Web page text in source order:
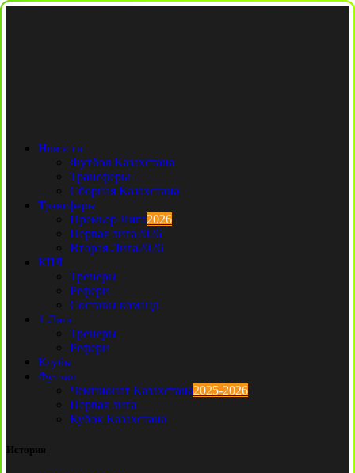
Новости
Футбол Казахстана
Трансферы
Сборная Казахстана
Трансферы
Премьер Лига2026
Первая лига2026
Вторая Лига2026
КПЛ
Тренеры
Рефери
Составы команд
1 Лига
Тренеры
Рефери
Клубы
Футзал
Чемпионат Казахстана2025-2026
Первая лига
Кубок Казахстана
История